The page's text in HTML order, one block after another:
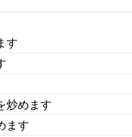
す
炒めます
ます